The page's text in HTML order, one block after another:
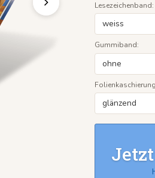
Lesezeichenband:
Gummiband: